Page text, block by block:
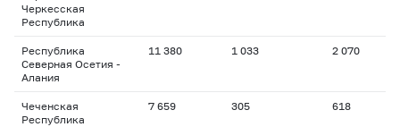
Черкесская
Республика
Республика
Северная Осетия -
Алания
11 380 1 033 2 070
Чеченская
Республика
7 659 305 618